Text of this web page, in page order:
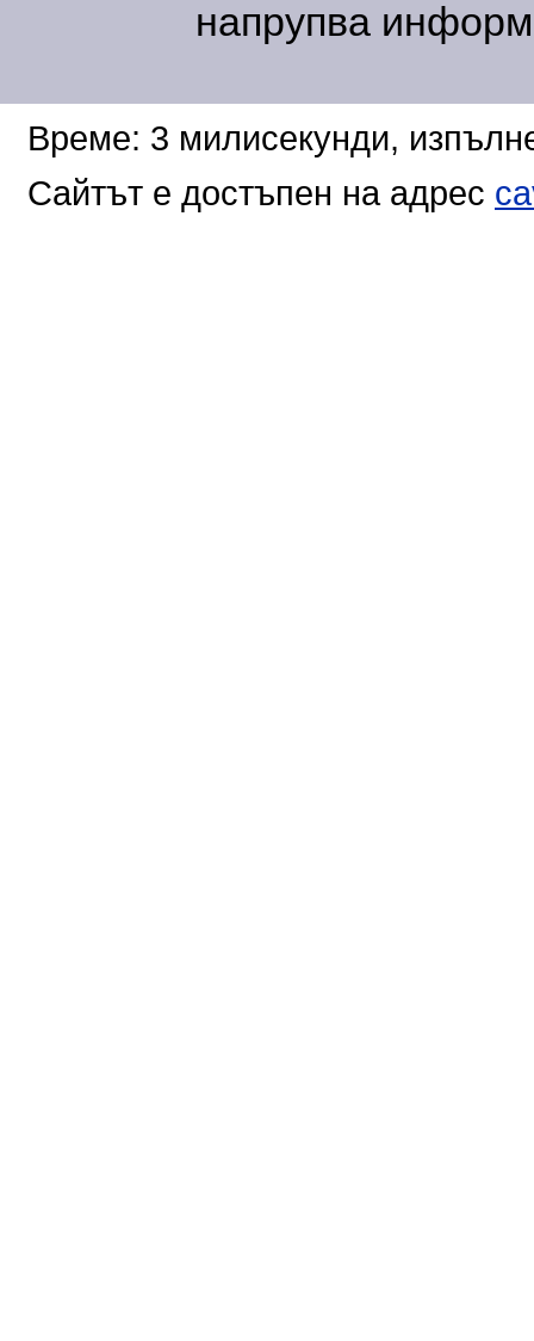
напрупва
Време: 3 милисекунди,
Сайтът е достъпен на адрес